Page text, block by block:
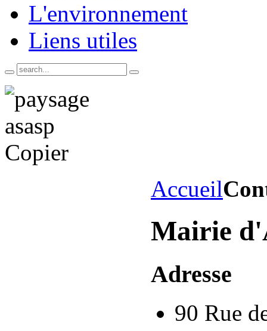
L'environnement
Liens utiles
Accueil
Mairie
Adresse
90 Rue